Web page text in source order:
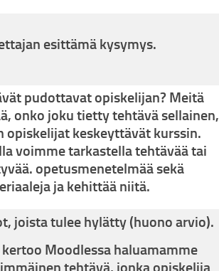
esittämä kysymys.
pudottavat opiskelijan? Meitä
onko joku tietty tehtävä sellainen,
opiskelijat keskeyttävät kurssin.
voimme tarkastella tehtävää tai
opetusmenetelmää sekä
ja kehittää niitä.
joista tulee hylätty (huono arvio).
Moodlessa haluamamme
tehtävä, jonka opiskelija